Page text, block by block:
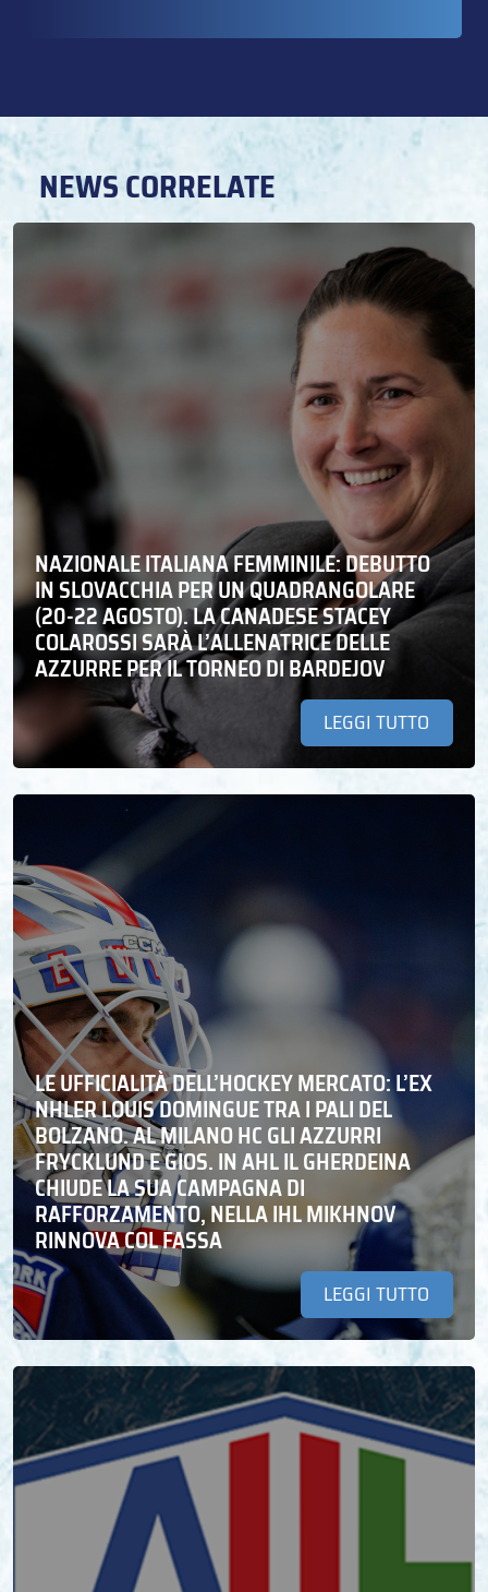
NEWS CORRELATE
NAZIONALE ITALIANA FEMMINILE: DEBUTTO
IN SLOVACCHIA PER UN QUADRANGOLARE
(20-22 AGOSTO). LA CANADESE STACEY
COLAROSSI SARÀ L’ALLENATRICE DELLE
AZZURRE PER IL TORNEO DI BARDEJOV
LEGGI TUTTO
LE UFFICIALITÀ DELL’HOCKEY MERCATO: L’EX
NHLER LOUIS DOMINGUE TRA I PALI DEL
BOLZANO. AL MILANO HC GLI AZZURRI
FRYCKLUND E GIOS. IN AHL IL GHERDEINA
CHIUDE LA SUA CAMPAGNA DI
RAFFORZAMENTO, NELLA IHL MIKHNOV
RINNOVA COL FASSA
LEGGI TUTTO